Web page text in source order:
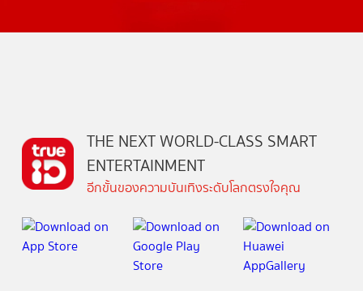
THE NEXT WORLD-CLASS SMART
ENTERTAINMENT
อีกขั้นของความบันเทิงระดับโลกตรงใจคุณ